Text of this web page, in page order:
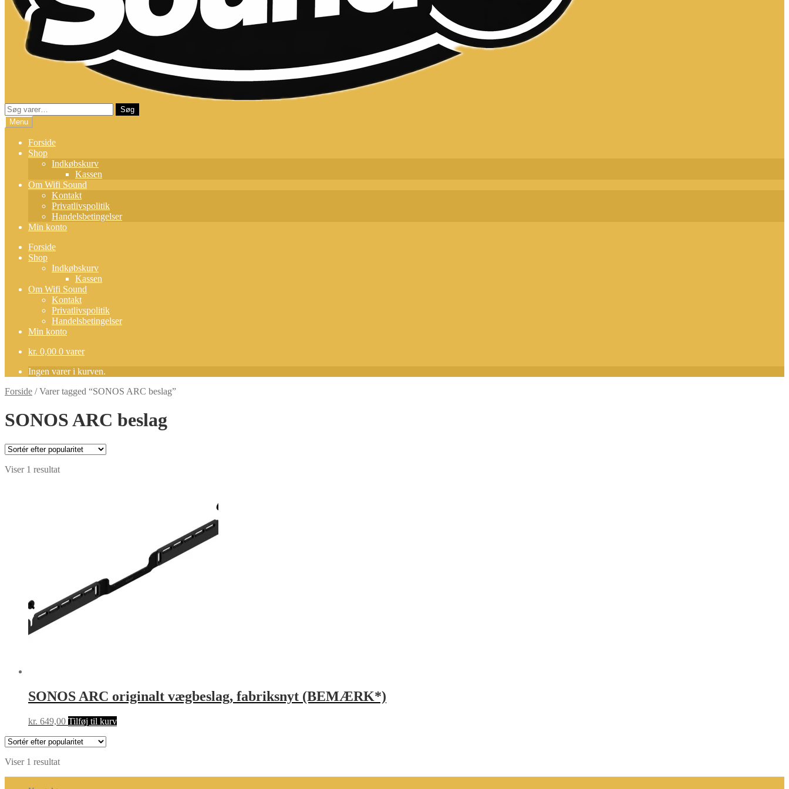
Søg
efter:
Søg
Menu
Forside
Shop
Indkøbskurv
Kassen
Om Wifi Sound
Kontakt
Privatlivspolitik
Handelsbetingelser
Min konto
Forside
Shop
Indkøbskurv
Kassen
Om Wifi Sound
Kontakt
Privatlivspolitik
Handelsbetingelser
Min konto
kr. 0,00 0 varer
Ingen varer i kurven.
Forside /Varer tagged “SONOS ARC beslag”
SONOS ARC beslag
Viser 1 resultat
SONOS ARC originalt vægbeslag, fabriksnyt (BEMÆRK*)
kr. 649,00 Tilføj til kurv
Viser 1 resultat